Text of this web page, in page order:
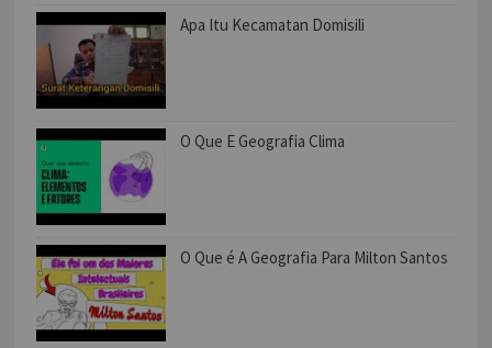
Apa Itu Kecamatan Domisili
O Que E Geografia Clima
O Que é A Geografia Para Milton Santos